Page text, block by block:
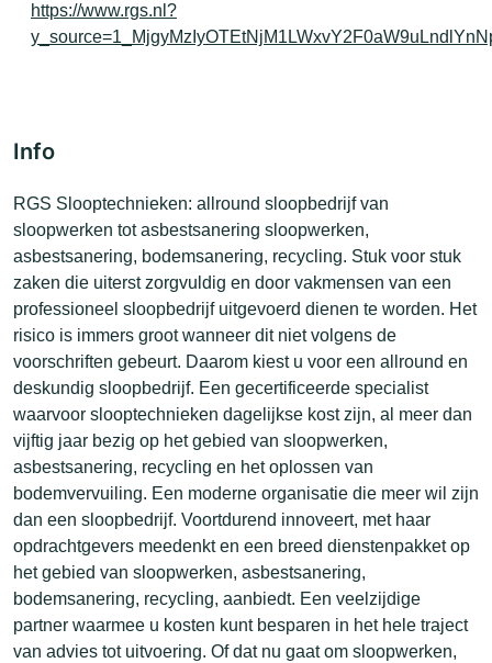
https://www.rgs.nl?
Info
RGS Slooptechnieken: allround sloopbedrijf van
sloopwerken tot asbestsanering sloopwerken,
asbestsanering, bodemsanering, recycling. Stuk voor stuk
zaken die uiterst zorgvuldig en door vakmensen van een
professioneel sloopbedrijf uitgevoerd dienen te worden. Het
risico is immers groot wanneer dit niet volgens de
voorschriften gebeurt. Daarom kiest u voor een allround en
deskundig sloopbedrijf. Een gecertificeerde specialist
waarvoor slooptechnieken dagelijkse kost zijn, al meer dan
vijftig jaar bezig op het gebied van sloopwerken,
asbestsanering, recycling en het oplossen van
bodemvervuiling. Een moderne organisatie die meer wil zijn
dan een sloopbedrijf. Voortdurend innoveert, met haar
opdrachtgevers meedenkt en een breed dienstenpakket op
het gebied van sloopwerken, asbestsanering,
bodemsanering, recycling, aanbiedt. Een veelzijdige
partner waarmee u kosten kunt besparen in het hele traject
van advies tot uitvoering. Of dat nu gaat om sloopwerken,